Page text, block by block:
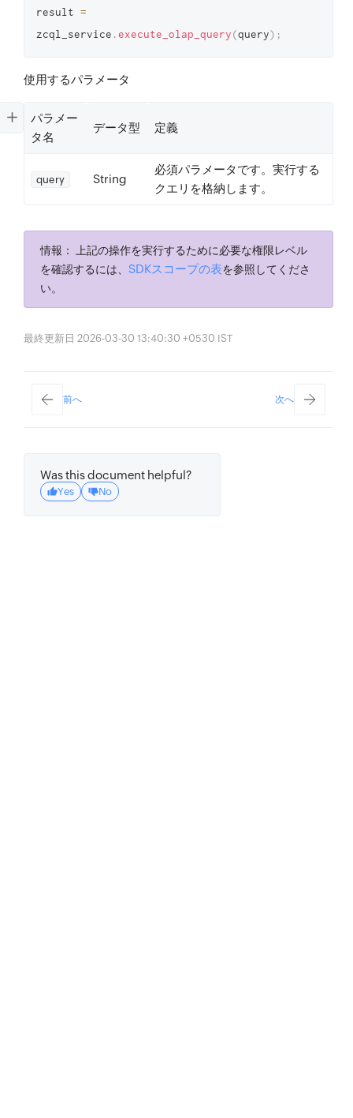
result =
zcql_service .execute_olap_query(query) ;
使用するパラメータ
パラメー
タ名
データ型 定義
query String
必須パラメータです。実行する
クエリを格納します。
情報：
上記の操作を実行するために必要な権限レベル
を確認するには、 SDKスコープの表を参照してくださ
い。
最終更新日 2026-03-30 13:40:30 +0530 IST
前へ 次へ
Was this document helpful?
Yes No